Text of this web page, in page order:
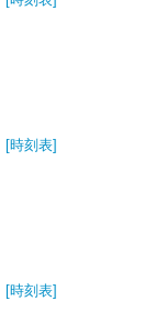
[時刻表]
[時刻表]